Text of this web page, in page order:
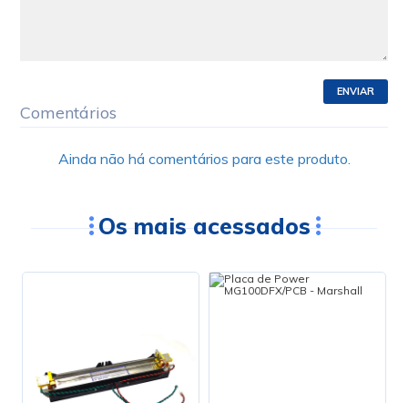
ENVIAR
Comentários
Ainda não há comentários para este produto.
Os mais acessados